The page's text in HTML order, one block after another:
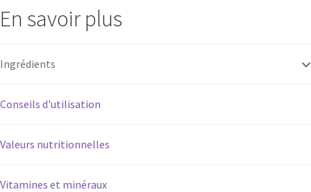
En savoir plus
Ingrédients
Conseils d'utilisation
Valeurs nutritionnelles
Vitamines et minéraux